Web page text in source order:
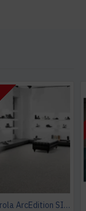
Mocheta rola ArcEdition SIRIOUS AB